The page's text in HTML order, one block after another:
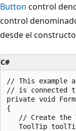
Button control
control
desde el
C#
// This example
// is connected
private void
{
// Create the
ToolTip